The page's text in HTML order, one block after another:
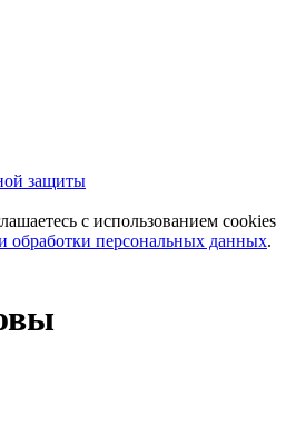
защиты
с использованием cookies
обработки персональных данных.